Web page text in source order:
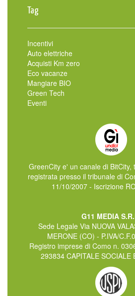
Tag
Incentivi
Auto elettriche
Acquisti Km zero
Eco vacanze
Mangiare BIO
Green Tech
Eventi
GreenCity e' un canale di BitCity,
registrata presso il tribunale di
11/10/2007 - Iscrizione
G11 MEDIA
Sede Legale Via NUOVA
MERONE (CO) - P.IVA/
Registro imprese di Como n.
293834 CAPITALE SOCIALE